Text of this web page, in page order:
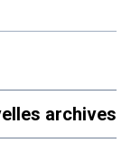
archives